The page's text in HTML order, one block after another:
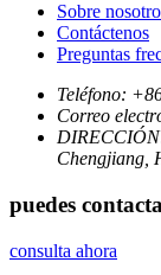
Sobre
Contáctenos
Preguntas
Teléfono:
Correo
Chengjiang,
puedes
consulta ahora